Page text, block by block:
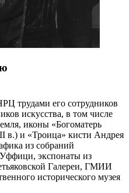
трудами его сотрудников
искусства, в том числе
иконы «Богоматерь
в.) и «Троица» кисти Андрея
из собраний
Уффици, экспонаты из
Галереи, ГМИИ
исторического музея